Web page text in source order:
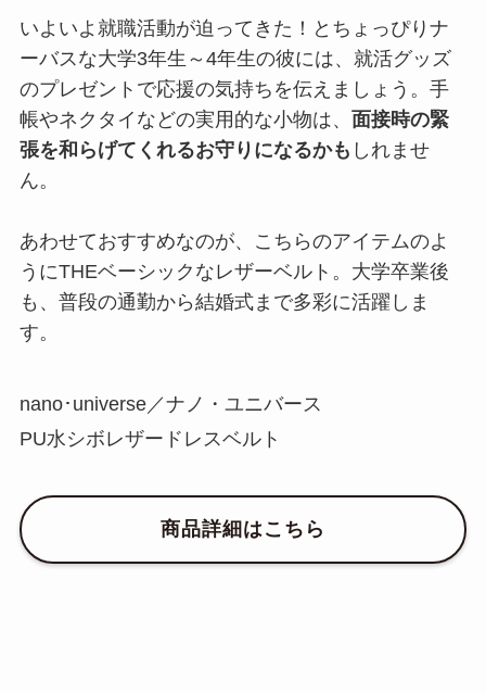
いよいよ就職活動が迫ってきた！とちょっぴりナ
ーバスな大学3年生～4年生の彼には、就活グッズ
のプレゼントで応援の気持ちを伝えましょう。手
帳やネクタイなどの実用的な小物は、 面接時の緊
張を和らげてくれるお守りになるかも しれませ
ん。
あわせておすすめなのが、こちらのアイテムのよ
うにTHEベーシックなレザーベルト。大学卒業後
も、普段の通勤から結婚式まで多彩に活躍しま
す。
nano･universe／ナノ・ユニバース
PU水シボレザードレスベルト
商品詳細はこちら